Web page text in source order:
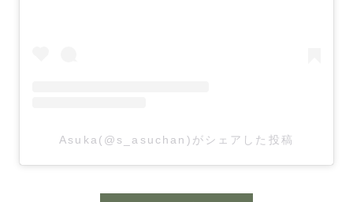
Asuka(@s_asuchan)がシェアした投稿